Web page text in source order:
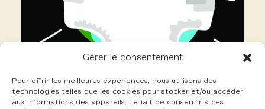
Gérer le consentement
Pour offrir les meilleures expériences, nous utilisons des
technologies telles que les cookies pour stocker et/ou accéder
aux informations des appareils. Le fait de consentir à ces